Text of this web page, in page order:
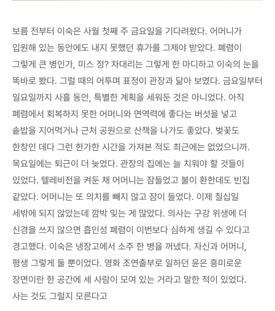
보름 전부터 이숙은 사월 첫째 주 금요일을 기다려왔다. 어머니가
입원해 있는 동안에도 내지 못했던 휴가를 그제야 받았다. 폐렴이
그렇게 큰 병인가, 미스 정? 차대리는 그렇게 한 마디하고 이숙의 눈을
똑바로 봤다. 그럴 때의 어투며 표정이 관장과 닮아 보였다. 금요일부터
일요일까지 사흘 동안, 특별한 계획을 세워둔 것은 아니었다. 아직
폐렴에서 회복하지 못한 어머니와 면역력에 좋다는 버섯을 넣고
솥밥을 지어먹거나 근처 공원으로 산책을 나가도 좋았다. 벚꽃도
한창인 데다 그런 한가한 시간을 가져본 적도 최근에는 없었으니까.
목요일에는 퇴근이 더 늦었다. 관장의 집에는 늘 치워야 할 것들이
있었다. 텔레비전을 켜둔 채 어머니는 잠들었고 불이 환한데도 빈집
같았다. 어머니는 또 의치를 빼지 않고 잠이 들었다. 이제 칠십일
세밖에 되지 않았는데 깜박 잊는 게 많았다. 의사는 구강 위생에 더
신경을 쓰지 않으면 흡인성 폐렴이 이번보다 심하게 생길 수 있다고
경고했다. 이숙은 냉장고에서 소주 한 병을 꺼냈다. 자신과 어머니,
평생 그렇게 둘 뿐이었다. 영화 조연출부로 일하던 윤은 흥미로운
장면이란 한 공간에 세 사람이 모여 있는 거라고 말한 적이 있었다.
사는 것도 그럴지 모른다고